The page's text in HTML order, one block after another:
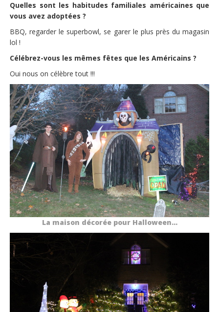
Quelles sont les habitudes familiales américaines que
vous avez adoptées ?
BBQ, regarder le superbowl, se garer le plus près du magasin
lol !
Célébrez-vous les mêmes fêtes que les Américains ?
Oui nous on célèbre tout !!!
La maison décorée pour Halloween…